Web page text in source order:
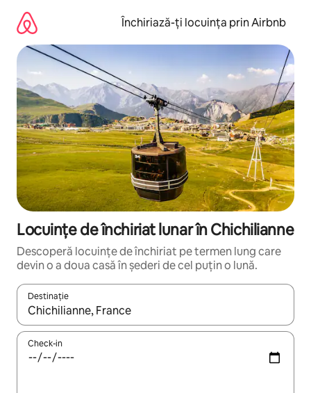
mergi
conținut
Închiriază-ți locuința prin Airbnb
Locuințe de închiriat lunar în Chichilianne
Descoperă locuințe de închiriat pe termen lung care
devin o a doua casă în șederi de cel puțin o lună.
Destinație
Când se încarcă rezultatele, navighează folosind tastele
Check-in